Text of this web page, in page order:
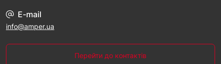
E-mail
info@amper.ua
Перейти до контактів